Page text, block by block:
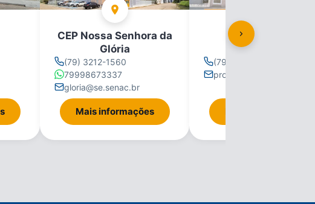
CEP Nossa Senhora da
Glória
(79) 3212-1560
79998673337
gloria@se.senac.br
Mais informações
CEP Propriá
(79) 3212-1560
propria@se.senac.br